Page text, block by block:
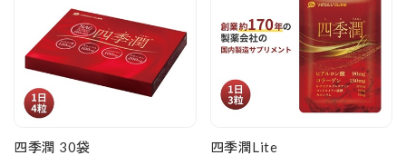
四季潤 30袋 四季潤Lite